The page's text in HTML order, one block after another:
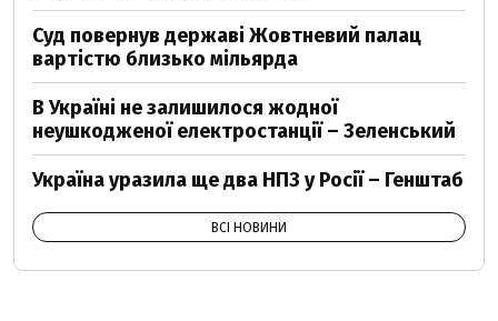
Суд повернув державі Жовтневий палац
вартістю близько мільярда
В Україні не залишилося жодної
неушкодженої електростанції – Зеленський
Україна уразила ще два НПЗ у Росії – Генштаб
ВСІ НОВИНИ